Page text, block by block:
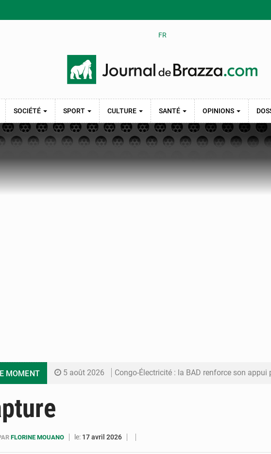
FR
SOCIÉTÉ SPORT CULTURE SANTÉ OPINIONS
MOMENT 5 août 2026 Congo-Électricité : la BAD renforce son appui pour
5 août 2026 Compétitions africaines : la CAF ferme la porte à l’AC
FLORINE MOUANO le: 17 avril 2026